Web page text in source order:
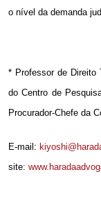
o nível da demanda
* Professor de Direito
do Centro de
Procurador-Chefe da
E-mail:
site: